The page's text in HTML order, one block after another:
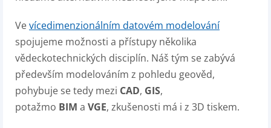
Vevícedimenzionálním datovém modelování
spojujeme možnosti a přístupy několika
vědeckotechnických disciplín. Náš tým se zabývá
především modelováním z pohledu geověd,
pohybuje se tedy mezi CAD, GIS,
potažmo BIM a VGE, zkušenosti má i z 3D tiskem.